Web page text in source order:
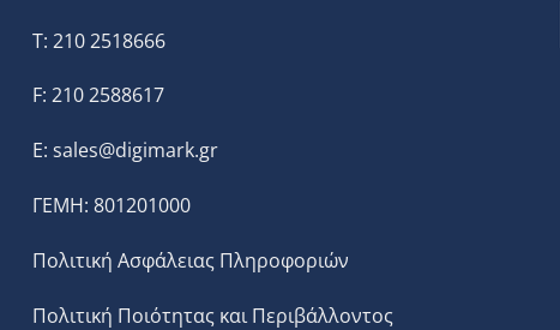
T: 210 2518666
F: 210 2588617
E: sales@digimark.gr
ΓΕΜΗ: 801201000
Πολιτική Ασφάλειας Πληροφοριών
Πολιτική Ποιότητας και Περιβάλλοντος